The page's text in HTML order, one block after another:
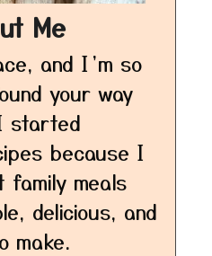
Me
and I’m so
your way
started
because I
family meals
delicious, and
make.